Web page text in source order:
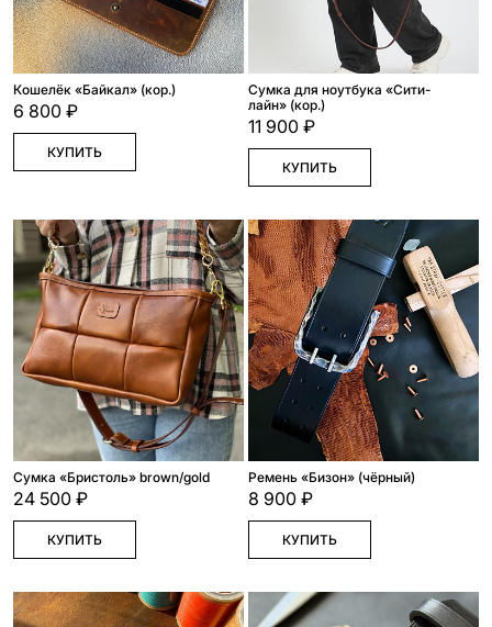
Кошелёк «Байкал» (кор.)
6 800 ₽
КУПИТЬ
Сумка для ноутбука «Сити-
лайн» (кор.)
11 900 ₽
КУПИТЬ
Сумка «Бристоль» brown/gold
24 500 ₽
КУПИТЬ
Ремень «Бизон» (чёрный)
8 900 ₽
КУПИТЬ